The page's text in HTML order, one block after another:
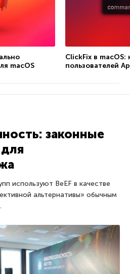
macOS
ClickFix в
пользователей
законные
используют BeEF в качестве
альтернативы» обычным